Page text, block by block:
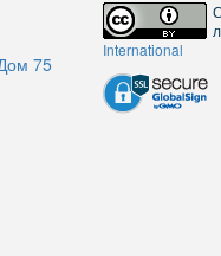
75
International